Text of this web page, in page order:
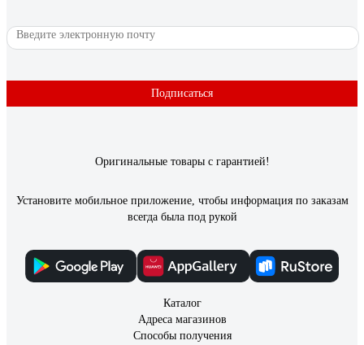
EP2, 400 г GT OIL 4640005941333
Смазка универсальная (кроме друга) . Высокая
Подписаться
Оригинальные товары с гарантией!
Установите мобильное приложение, чтобы информация по заказам
всегда была под рукой
Каталог
Адреса магазинов
Способы получения